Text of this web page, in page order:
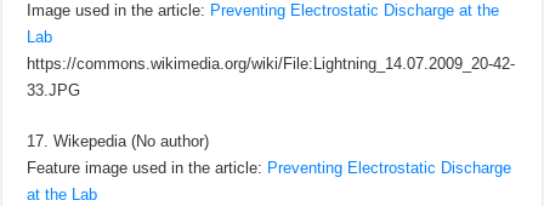
Image used in the article: Preventing Electrostatic Discharge at the
Lab
https://commons.wikimedia.org/wiki/File:Lightning_14.07.2009_20-42-
33.JPG
17. Wikepedia (No author)
Feature image used in the article: Preventing Electrostatic Discharge
at the Lab